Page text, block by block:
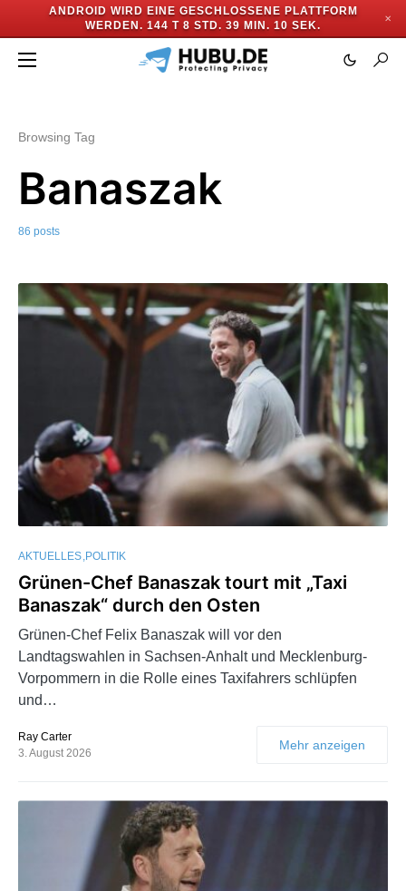
ANDROID WIRD EINE GESCHLOSSENE PLATTFORM
WERDEN.
144 T 8 STD. 39 MIN. 7 SEK.
✕
Browsing Tag
Banaszak
86 posts
AKTUELLES POLITIK
Grünen-Chef Banaszak tourt mit „Taxi
Banaszak“ durch den Osten
Grünen-Chef Felix Banaszak will vor den
Landtagswahlen in Sachsen-Anhalt und Mecklenburg-
Vorpommern in die Rolle eines Taxifahrers schlüpfen
und…
Ray Carter
3. August 2026
Mehr anzeigen